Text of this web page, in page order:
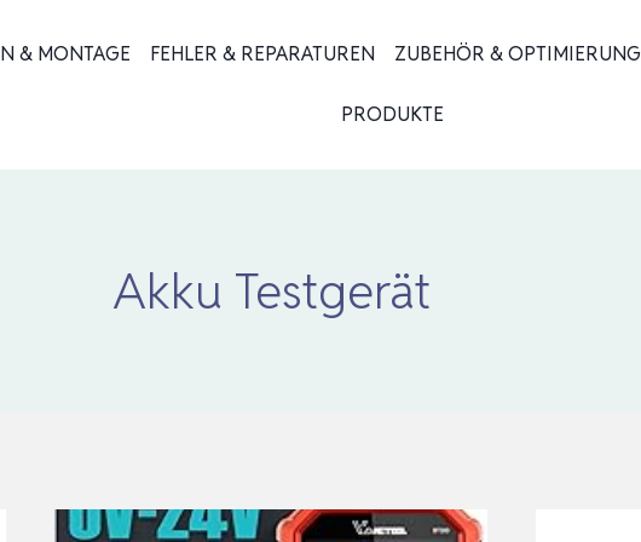
& MONTAGE FEHLER & REPARATUREN ZUBEHÖR & OPTIMIERUNG
PRODUKTE
Akku Testgerät